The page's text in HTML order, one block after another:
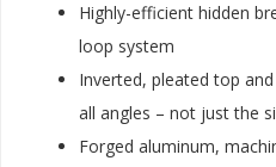
Highly-efficient hidden
loop system
Inverted, pleated top
all angles – not just the
Forged aluminum,